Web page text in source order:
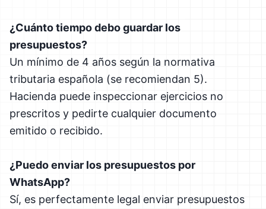
¿Cuánto tiempo debo guardar los
presupuestos?
Un mínimo de 4 años según la normativa
tributaria española (se recomiendan 5).
Hacienda puede inspeccionar ejercicios no
prescritos y pedirte cualquier documento
emitido o recibido.
¿Puedo enviar los presupuestos por
WhatsApp?
Sí, es perfectamente legal enviar presupuestos